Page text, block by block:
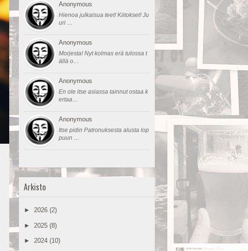
Anonymous
Hienoa julkaisua teet! Kiitokset! Ju
uri …
Anonymous
Morjesta! Nyt kolmas erä tulossa t
ällä o…
Anonymous
En ole itse asiassa tainnut ostaa k
ertaa…
Anonymous
Itse pidin Patronuksesta alusta lop
puun …
Arkisto
► 2026 (2)
► 2025 (8)
► 2024 (10)